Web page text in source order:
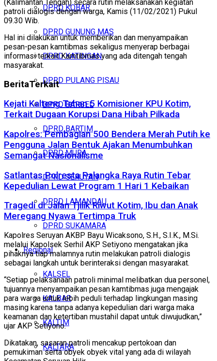
DPRD KOBAR
DPRD GUNUNG MAS
DPRD KATINGAN
DPRD PULANG PISAU
DPRD BARSEL
DPRD BARTIM
DPRD MURA
DPRD SERUYAN
DPRD LAMANDAU
DPRD SUKAMARA
Regional
KALSEL
KALBAR
KALTIM
KALTARA
(Kalimantan Tengah) secara rutin melaksanakan kegiatan
patroli dialogis dengan warga, Kamis (11/02/2021) Pukul
09.30 Wib.
Hal ini dilakukan untuk memberikan dan menyampaikan
pesan-pesan kamtibmas sekaligus menyerap berbagai
informasi terkait Kamtibmas yang ada ditengah tengah
masyarakat.
BeritaTerkait
Kejati Kalteng Tahan 5 Komisioner KPU Kotim,
Terkait Dugaan Korupsi Dana Hibah Pilkada
Kapolres: Pembagian 500 Bendera Merah Putih ke
Pengguna Jalan Bentuk Ajakan Menumbuhkan
Semangat Nasionalisme
Satlantas Polresta Palangka Raya Rutin Tebar
Kepedulian Lewat Program 1 Hari 1 Kebaikan
Tragedi di Jalan Tjilik Riwut Kotim, Ibu dan Anak
Meregang Nyawa Tertimpa Truk
Kapolres Seruyan AKBP Bayu Wicaksono, S.H., S.I.K., M.Si.
melalui Kapolsek Serhil AKP Setiyono mengatakan jika
pihaknya tiap malamnya rutin melakukan patroli dialogis
sebagai langkah untuk berinteraksi dengan masyarakat.
“Setiap pelaksanaan patroli minimal melibatkan dua personel,
tujuannya menyampaikan pesan kamtibmas juga mengajak
para warga untuk lebih peduli terhadap lingkungan masing
masing karena tanpa adanya kepedulian dari warga maka
keamanan dan ketertiban mustahil dapat untuk diwujudkan,”
ujar AKP Setiyono.
Dikatakan, sasaran patroli mencakup pertokoan dan
pemukiman serta obyek obyek vital yang ada di wilayah